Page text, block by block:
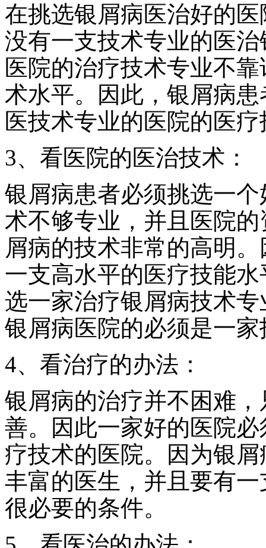
在挑选银屑病医治好的
没有一支技术专业的医
医院的治疗技术专业不
术水平。因此，银屑病
医技术专业的医院的医
3、看医院的医治技术：
银屑病患者必须挑选一
术不够专业，并且医院
屑病的技术非常的高明
一支高水平的医疗技能
选一家治疗银屑病技术
银屑病医院的必须是一
4、看治疗的办法：
银屑病的治疗并不困难
善。因此一家好的医院
疗技术的医院。因为银
丰富的医生，并且要有
很必要的条件。